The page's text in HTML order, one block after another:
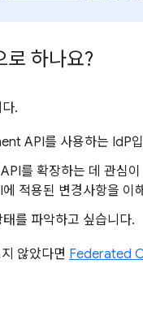
로 하나요?
.
API를 사용하는 IdP
를 확장하는 데 관심
적용된 변경사항을 이
를 파악하고 싶습니다.
않았다면 Federated